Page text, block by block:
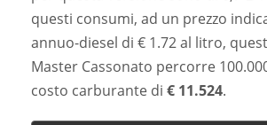
questi consumi, ad un prezzo
annuo-diesel di € 1.72 al litro,
Master Cassonato percorre
costo carburante di € 11.524.